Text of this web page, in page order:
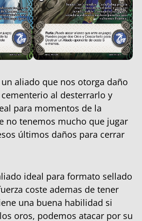
un aliado que nos otorga daño
al desterrarlo y
para momentos de la
no tenemos mucho que jugar
últimos daños para cerrar
ideal para formato sellado
coste ademas de tener
una buena habilidad si
oros, podemos atacar por su